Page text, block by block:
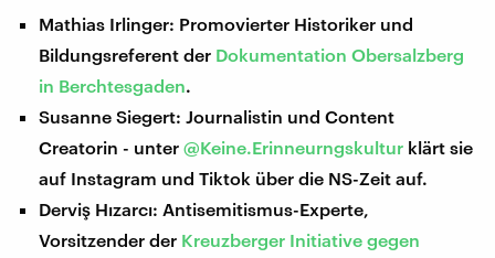
Mathias Irlinger: Promovierter Historiker und
Bildungsreferent der Dokumentation Obersalzberg
in Berchtesgaden.
Susanne Siegert: Journalistin und Content
Creatorin - unter@Keine.Erinneurngskultur klärt sie
auf Instagram und Tiktok über die NS-Zeit auf.
Derviş Hızarcı: Antisemitismus-Experte,
Vorsitzender der Kreuzberger Initiative gegen